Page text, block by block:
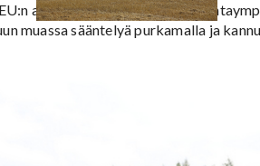
alueella häiriöherkässä
muassa sääntelyä purkamalla ja